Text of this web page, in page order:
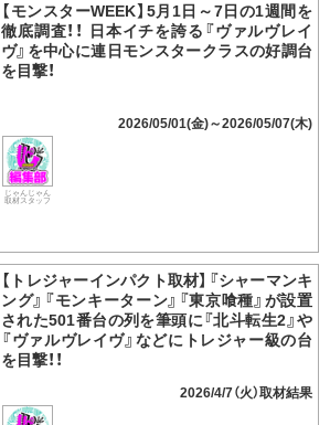
【モンスターWEEK】5月1日～7日の1週間を
徹底調査！！ 日本イチを誇る『ヴァルヴレイ
ヴ』を中心に連日モンスタークラスの好調台
を目撃！
2026/05/01(金)～2026/05/07(木)
じゃんじゃん
取材スタッフ
【トレジャーインパクト取材】『シャーマンキ
ング』『モンキーターン』『東京喰種』が設置
された501番台の列を筆頭に『北斗転生2』や
『ヴァルヴレイヴ』などにトレジャー級の台
を目撃！！
2026/4/7（火）